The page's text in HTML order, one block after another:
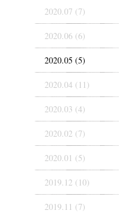
2020.07 (7)
2020.06 (6)
2020.05 (5)
2020.04 (11)
2020.03 (4)
2020.02 (7)
2020.01 (5)
2019.12 (10)
2019.11 (7)